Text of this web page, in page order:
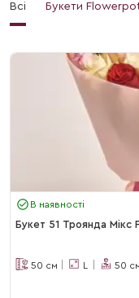
Всі Букети
В наявності
Букет 51 Троянда Мікс
50 см L 50